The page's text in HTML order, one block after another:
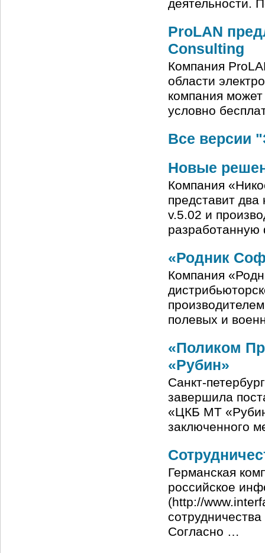
деятельности.
ProLAN
Consulting
Компания
области
компания
условно
Все версии
Новые
Компания
представит
v.5.02 и
«Родник
Компания
полевых и
«Поликом
«Рубин»
Санкт-
завершила
«ЦКБ МТ
заключенного
Германская
российское
(http://
Согласно …